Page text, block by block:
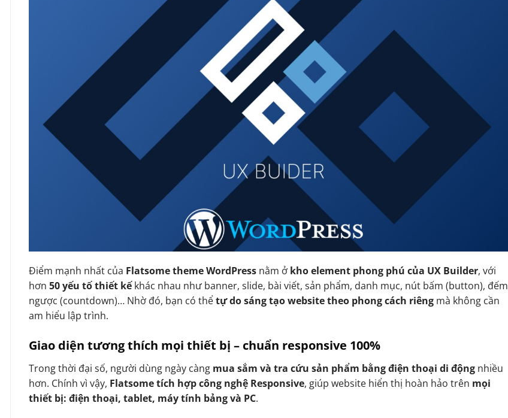
Điểm mạnh nhất của Flatsome theme WordPress nằm ở kho element phong phú của UX Builder, với
hơn 50 yếu tố thiết kếkhác nhau như banner, slide, bài viết, sản phẩm, danh mục, nút bấm (button), đếm
ngược (countdown)… Nhờ đó, bạn có thểtự do sáng tạo website theo phong cách riêng mà không cần
am hiểu lập trình.
Giao diện tương thích mọi thiết bị – chuẩn responsive 100%
Trong thời đại số, người dùng ngày càng mua sắm và tra cứu sản phẩm bằng điện thoại di động nhiều
hơn. Chính vì vậy, Flatsome tích hợp công nghệ Responsive, giúp website hiển thị hoàn hảo trên mọi
thiết bị: điện thoại, tablet, máy tính bảng và PC.